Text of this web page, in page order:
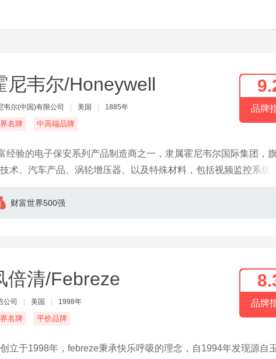
尼韦尔/Honeywell
韦尔(中国)有限公司 美国 1885年
名牌 中高端品牌
品牌
经验的电子保安系列产品制造商之一，隶属霍尼韦尔国际集团，
术、汽车产品、涡轮增压器、以及特殊材料，包括视频监控系统
财富世界500强
倍清/Febreze
公司 美国 1998年
名牌 平价品牌
品牌
立于1998年，febreze秉承快乐呼吸的理念，自1994年发现源自